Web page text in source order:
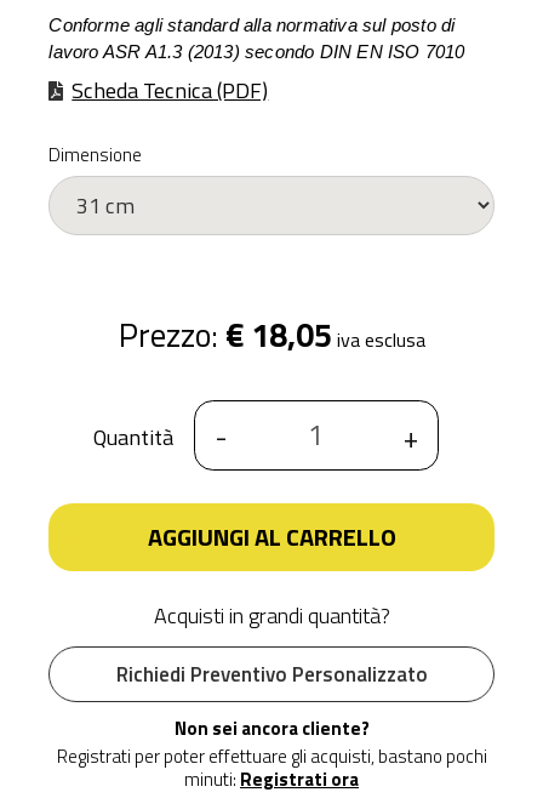
Conforme agli standard alla normativa sul posto di
lavoro ASR A1.3 (2013) secondo DIN EN ISO 7010
Scheda Tecnica (PDF)
Dimensione
Prezzo: € 18,05 iva esclusa
Quantità - +
AGGIUNGI AL CARRELLO
Acquisti in grandi quantità?
Richiedi Preventivo Personalizzato
Non sei ancora cliente?
Registrati per poter effettuare gli acquisti, bastano pochi
minuti: Registrati ora